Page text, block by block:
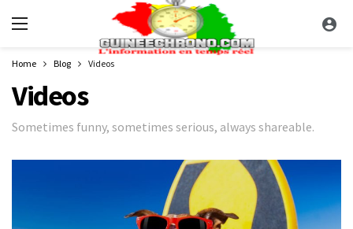
Home Blog Videos
Videos
Sometimes funny, sometimes serious, always shareable.